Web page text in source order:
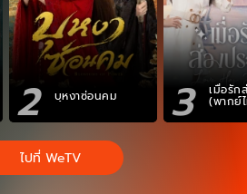
2 บุหงาซ่อนคม 3 เมื่อรัก
(พากย์
ไปที่ WeTV